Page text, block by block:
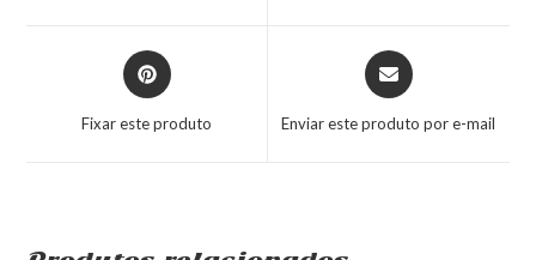
Fixar este produto Enviar este produto por e-mail